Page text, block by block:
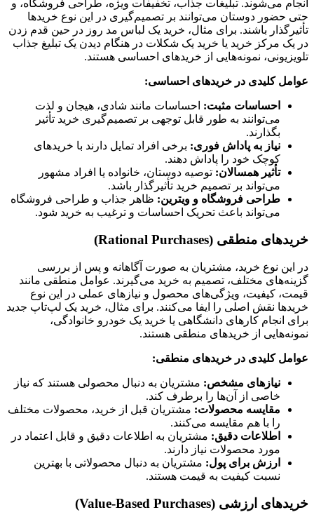
انجام می‌شوند. تبلیغات جذاب، تخفیفات ویژه، طراحی فروشگاه، و
حتی حضور دوستان می‌توانند بر تصمیم‌گیری در این نوع خریدها
تأثیرگذار باشند. برای مثال، خرید یک لباس مد روز در حین قدم زدن
در یک مرکز خرید یا خرید یک شکلات در هنگام دیدن یک تبلیغ جذاب
تلویزیونی، نمونه‌هایی از خریدهای احساسی هستند.
عوامل کلیدی در خریدهای احساسی:
احساسات مثبت: احساسات مانند شادی، هیجان و لذت
می‌توانند به طور قابل توجهی بر تصمیم‌گیری خرید تأثیر
بگذارند.
نیاز به پاداش فوری: برخی افراد تمایل دارند با خریدهای
کوچک خود را پاداش دهند.
تأثیر همسالان: توصیه دوستان، خانواده یا افراد مشهور
می‌تواند بر تصمیم خرید تأثیرگذار باشد.
طراحی فروشگاه و ویترین: ظاهر جذاب و طراحی فروشگاه
می‌تواند باعث تحریک احساسات و ترغیب به خرید شود.
خریدهای منطقی (Rational Purchases)
در این نوع خرید، مشتریان به صورت آگاهانه و پس از بررسی
گزینه‌های مختلف، تصمیم به خرید می‌گیرند. عوامل منطقی مانند
قیمت، کیفیت، ویژگی‌های محصول و نیازهای عملی در این نوع
خریدها نقش اصلی را ایفا می‌کنند. برای مثال، خرید یک لپ‌تاپ جدید
برای انجام کارهای دانشگاهی یا خرید یک خودرو خانوادگی،
نمونه‌هایی از خریدهای منطقی هستند.
عوامل کلیدی در خریدهای منطقی:
نیازهای مشخص: مشتریان به دنبال محصولی هستند که نیاز
خاصی از آن‌ها را برطرف کند.
مقایسه محصولات: مشتریان قبل از خرید، محصولات مختلف
را با هم مقایسه می‌کنند.
اطلاعات دقیق: مشتریان به اطلاعات دقیق و قابل اعتماد در
مورد محصولات نیاز دارند.
ارزش برای پول: مشتریان به دنبال محصولاتی با بهترین
نسبت کیفیت به قیمت هستند.
خریدهای ارزشی (Value-Based Purchases)